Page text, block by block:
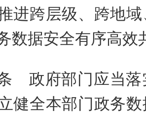
进跨层级、跨地
数据安全有序高效
政府部门应当落
健全本部门政务